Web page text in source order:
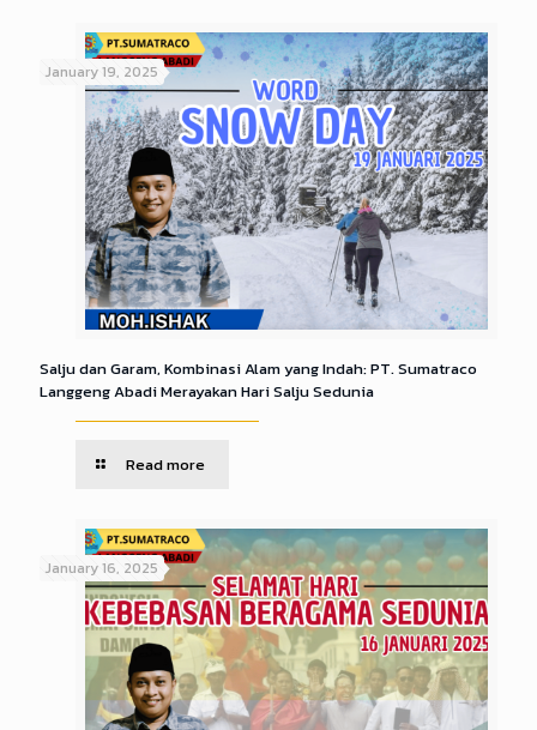
January 19, 2025
Salju dan Garam, Kombinasi Alam yang Indah: PT. Sumatraco
Langgeng Abadi Merayakan Hari Salju Sedunia
Read more
January 16, 2025